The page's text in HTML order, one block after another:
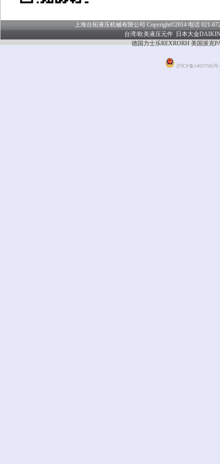
上海台拓液压机械有限公司 Copyright©2014 电话 021-
台湾/欧美液压元件 日本大金
德国力士乐REXRORH 美国派克
沪ICP备14037585